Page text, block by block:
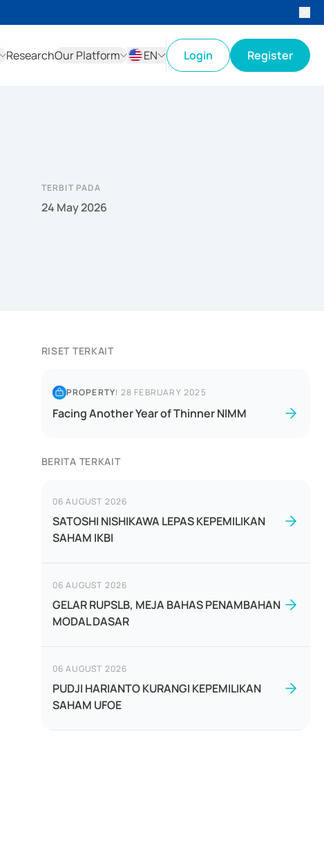
ResearchOur Platform
EN
Login Register
TERBIT PADA
24 May 2026
RISET TERKAIT
PROPERTY| 28 FEBRUARY 2025
Facing Another Year of Thinner NIMM
BERITA TERKAIT
06 AUGUST 2026
SATOSHI NISHIKAWA LEPAS KEPEMILIKAN
SAHAM IKBI
06 AUGUST 2026
GELAR RUPSLB, MEJA BAHAS PENAMBAHAN
MODAL DASAR
06 AUGUST 2026
PUDJI HARIANTO KURANGI KEPEMILIKAN
SAHAM UFOE